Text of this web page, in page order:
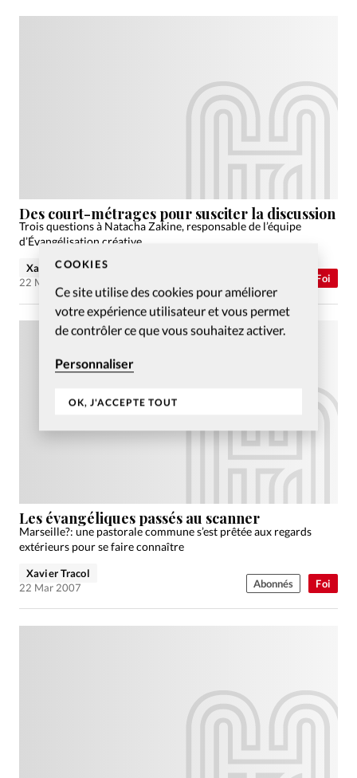
COOKIES
Ce site utilise des cookies pour améliorer
votre expérience utilisateur et vous permet
de contrôler ce que vous souhaitez activer.
Personnaliser
OK, J'ACCEPTE TOUT
Foi
Des court-métrages pour susciter la discussion
Trois questions à Natacha Zakine, responsable de l’équipe
d’Évangélisation créative.
Xavier Tracol
22 Mar 2007
Foi
Les évangéliques passés au scanner
Marseille?: une pastorale commune s’est prêtée aux regards
extérieurs pour se faire connaître
Xavier Tracol
22 Mar 2007
Abonnés